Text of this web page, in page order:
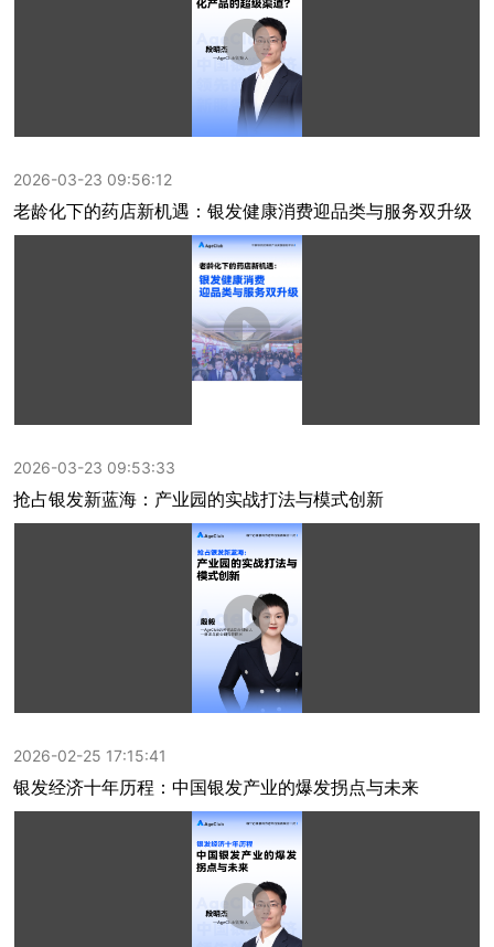
2026-03-23 09:56:12
老龄化下的药店新机遇：银发健康消费迎品类与服务双升级
2026-03-23 09:53:33
抢占银发新蓝海：产业园的实战打法与模式创新
2026-02-25 17:15:41
银发经济十年历程：中国银发产业的爆发拐点与未来